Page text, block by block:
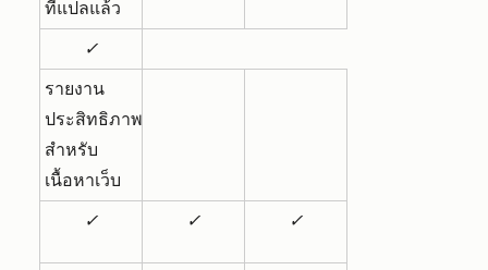
ที่แปลแล้ว
✓
รายงาน
ประสิทธิภาพ
สำหรับ
เนื้อหาเว็บ
✓
✓ ✓